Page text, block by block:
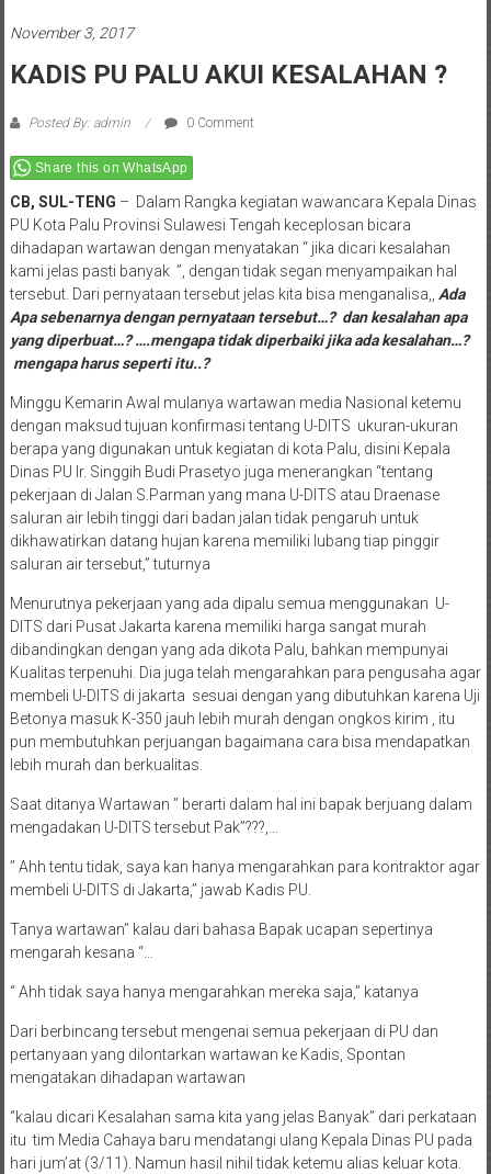
November 3, 2017
KADIS PU PALU AKUI KESALAHAN ?
Posted By: admin 0 Comment
Share this on WhatsApp
CB, SUL-TENG – Dalam Rangka kegiatan wawancara Kepala Dinas
PU Kota Palu Provinsi Sulawesi Tengah keceplosan bicara
dihadapan wartawan dengan menyatakan “ jika dicari kesalahan
kami jelas pasti banyak ”, dengan tidak segan menyampaikan hal
tersebut. Dari pernyataan tersebut jelas kita bisa menganalisa,, Ada
Apa sebenarnya dengan pernyataan tersebut…? dan kesalahan apa
yang diperbuat…? ….mengapa tidak diperbaiki jika ada kesalahan…?
mengapa harus seperti itu..?
Minggu Kemarin Awal mulanya wartawan media Nasional ketemu
dengan maksud tujuan konfirmasi tentang U-DITS ukuran-ukuran
berapa yang digunakan untuk kegiatan di kota Palu, disini Kepala
Dinas PU Ir. Singgih Budi Prasetyo juga menerangkan “tentang
pekerjaan di Jalan S.Parman yang mana U-DITS atau Draenase
saluran air lebih tinggi dari badan jalan tidak pengaruh untuk
dikhawatirkan datang hujan karena memiliki lubang tiap pinggir
saluran air tersebut,” tuturnya
Menurutnya pekerjaan yang ada dipalu semua menggunakan U-
DITS dari Pusat Jakarta karena memiliki harga sangat murah
dibandingkan dengan yang ada dikota Palu, bahkan mempunyai
Kualitas terpenuhi. Dia juga telah mengarahkan para pengusaha agar
membeli U-DITS di jakarta sesuai dengan yang dibutuhkan karena Uji
Betonya masuk K-350 jauh lebih murah dengan ongkos kirim , itu
pun membutuhkan perjuangan bagaimana cara bisa mendapatkan
lebih murah dan berkualitas.
Saat ditanya Wartawan ’’ berarti dalam hal ini bapak berjuang dalam
mengadakan U-DITS tersebut Pak”???,…
’’ Ahh tentu tidak, saya kan hanya mengarahkan para kontraktor agar
membeli U-DITS di Jakarta,’’ jawab Kadis PU.
Tanya wartawan’’ kalau dari bahasa Bapak ucapan sepertinya
mengarah kesana “…
‘’ Ahh tidak saya hanya mengarahkan mereka saja,” katanya
Dari berbincang tersebut mengenai semua pekerjaan di PU dan
pertanyaan yang dilontarkan wartawan ke Kadis, Spontan
mengatakan dihadapan wartawan
‘’kalau dicari Kesalahan sama kita yang jelas Banyak’’ dari perkataan
itu tim Media Cahaya baru mendatangi ulang Kepala Dinas PU pada
hari jum’at (3/11). Namun hasil nihil tidak ketemu alias keluar kota.